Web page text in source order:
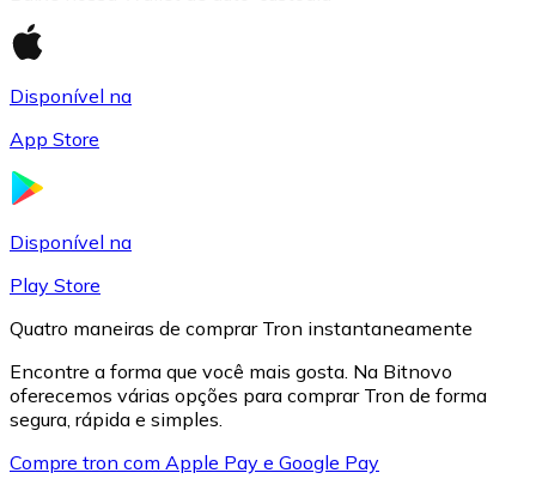
Disponível na
App Store
Disponível na
Play Store
Quatro maneiras de comprar Tron instantaneamente
Encontre a forma que você mais gosta. Na Bitnovo
oferecemos várias opções para comprar Tron de forma
segura, rápida e simples.
Compre tron com Apple Pay e Google Pay